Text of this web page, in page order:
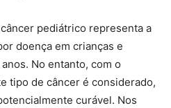
pediátrico representa a
doença em crianças e
No entanto, com o
tipo de câncer é considerado,
curável. Nos